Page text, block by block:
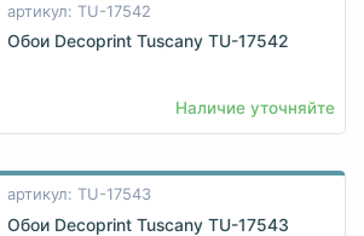
артикул: TU-17542
Обои Decoprint Tuscany TU-17542
Наличие уточняйте
артикул: TU-17543
Обои Decoprint Tuscany TU-17543